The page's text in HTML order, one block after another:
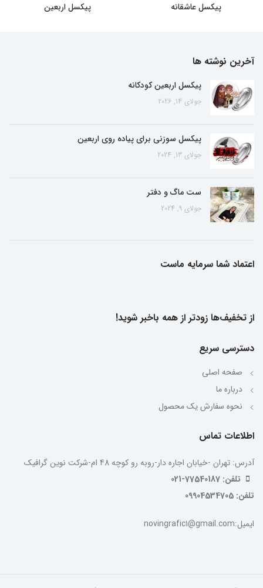
پیکسل عاشقانه پیکسل اربعین
آخرین نوشته ها
پیکسل اربعین کودکانه
جولای 14, 2026
پیکسل سوزنی برای پیاده روی اربعین
جولای 13, 2024
ست ماگ و دفتر
جولای 9, 2024
اعتماد شما سرمایه ماست
از تخفیف‌ها زودتر از همه باخبر شوید!
دسترسی سریع
صفحه اصلی
درباره ما
نحوه سفارش یک محصول
اطلاعات تماس
آدرس: تهران -خیابان اجاره دار-روبه رو کوچه 48 ام-شرکت نوین گرافیک
تلفن: 77540187-021
تلفن: 09904534705
ایمیل:novingrafic1@gmail.com